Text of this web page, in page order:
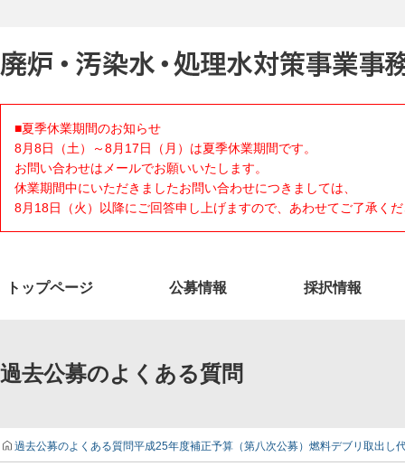
■夏季休業期間のお知らせ
8月8日（土）～8月17日（月）は夏季休業期間です。
お問い合わせはメールでお願いいたします。
休業期間中にいただきましたお問い合わせにつきましては、
8月18日（火）以降にご回答申し上げますので、あわせてご了承く
トップページ 公募情報 採択情報
過去公募のよくある質問
過去公募のよくある質問平成25年度補正予算（第八次公募）燃料デブリ取出し